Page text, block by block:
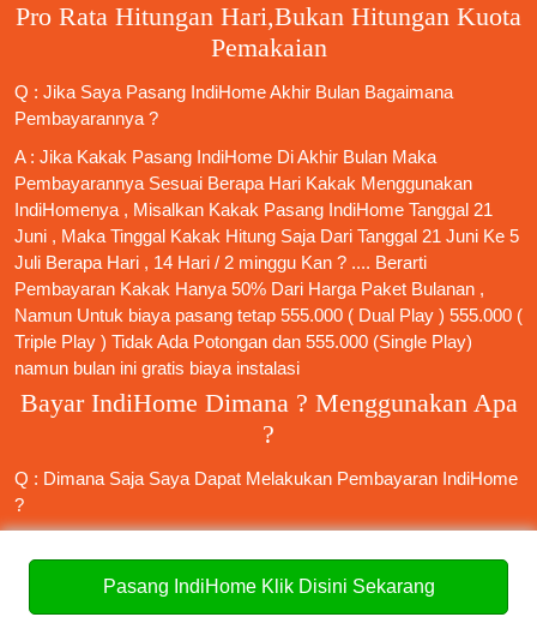
Pro Rata Hitungan Hari,Bukan Hitungan Kuota
Pemakaian
Q : Jika Saya Pasang IndiHomeAkhir Bulan Bagaimana
Pembayarannya ?
A : Jika Kakak Pasang IndiHome Di Akhir Bulan Maka
Pembayarannya Sesuai Berapa Hari Kakak Menggunakan
IndiHomenya , Misalkan Kakak Pasang IndiHome Tanggal 21
Juni , Maka Tinggal Kakak Hitung Saja Dari Tanggal 21 Juni Ke 5
Juli Berapa Hari , 14 Hari / 2 minggu Kan ? .... Berarti
Pembayaran Kakak Hanya 50% Dari Harga Paket Bulanan ,
Namun Untuk biaya pasang tetap 555.000 ( Dual Play ) 555.000 (
Triple Play ) Tidak Ada Potongan dan 555.000 (Single Play)
namun bulan ini gratis biaya instalasi
Bayar IndiHome Dimana ? Menggunakan Apa
?
Q : Dimana Saja Saya Dapat Melakukan Pembayaran IndiHome
?
Alfamart , Mobile Bangking , Internet Banking,Agen Warung Yang
Menerima Pembayaran Telkom , Ataupun Plasa Telkom Terdekat
Pasang IndiHome Klik Disini Sekarang